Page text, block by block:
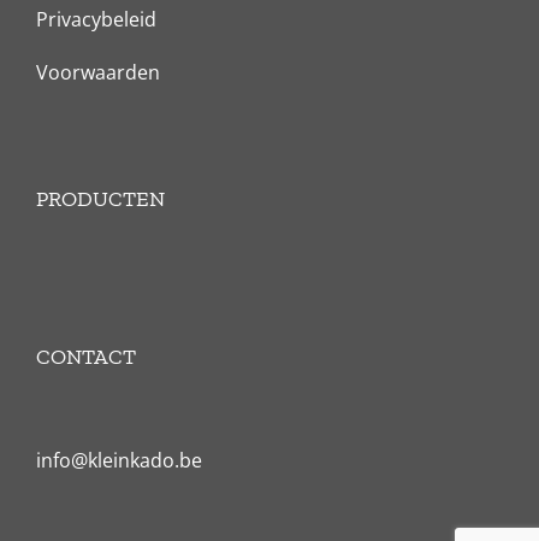
Privacybeleid
Voorwaarden
PRODUCTEN
CONTACT
info@kleinkado.be